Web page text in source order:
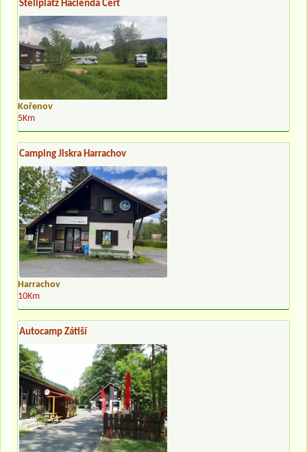
Stellplatz Hacienda Čert
Kořenov
5Km
Camping Jiskra Harrachov
Harrachov
10Km
Autocamp Zátiší